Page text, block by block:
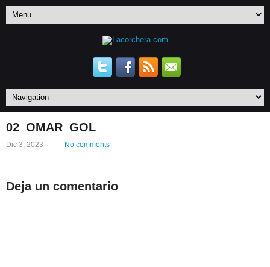
02_OMAR_GOL
Dic 3, 2023 No comments
Deja un comentario